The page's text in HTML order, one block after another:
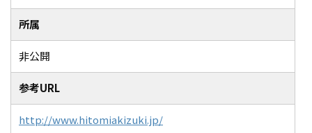
所属
非公開
参考URL
http://www.hitomiakizuki.jp/